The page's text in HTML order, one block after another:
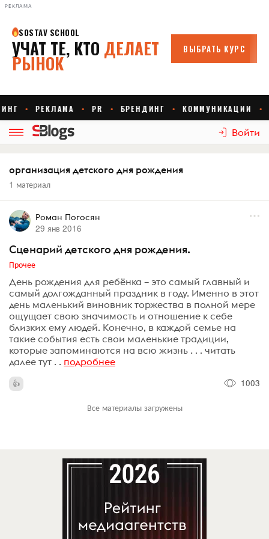
РЕКЛАМА
Войти
организация детского дня рождения
1 материал
Роман Погосян
29 янв 2016
Сценарий детского дня рождения.
Прочее
День рождения для ребёнка – это самый главный и
самый долгожданный праздник в году. Именно в этот
день маленький виновник торжества в полной мере
ощущает свою значимость и отношение к себе
близких ему людей. Конечно, в каждой семье на
такие события есть свои маленькие традиции,
которые запоминаются на всю жизнь . . . читать
далее тут . . подробнее
1003
Все материалы загружены